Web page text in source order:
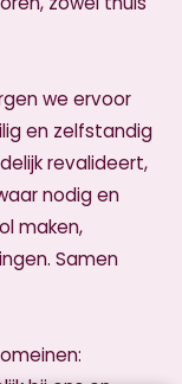
we ervoor
en zelfstandig
revalideert,
nodig en
maken,
Samen